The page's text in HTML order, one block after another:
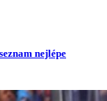
nejlépe